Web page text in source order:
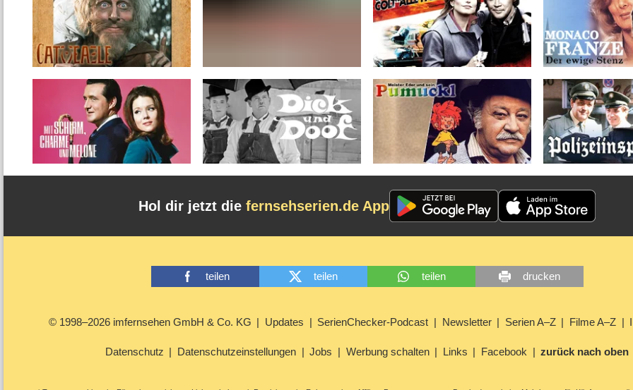
Hol dir jetzt die fernsehserien.de App
teilen teilen teilen drucken
© 1998–2026 imfernsehen GmbH & Co. KG Updates SerienChecker-Podcast Newsletter Serien A–Z Filme A–Z
Datenschutz Datenschutzeinstellungen Jobs Werbung schalten Links Facebook zurück nach oben